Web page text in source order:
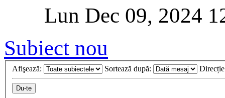
Lun Dec 09, 2024
Subiect nou
Afişează: Sortează după: